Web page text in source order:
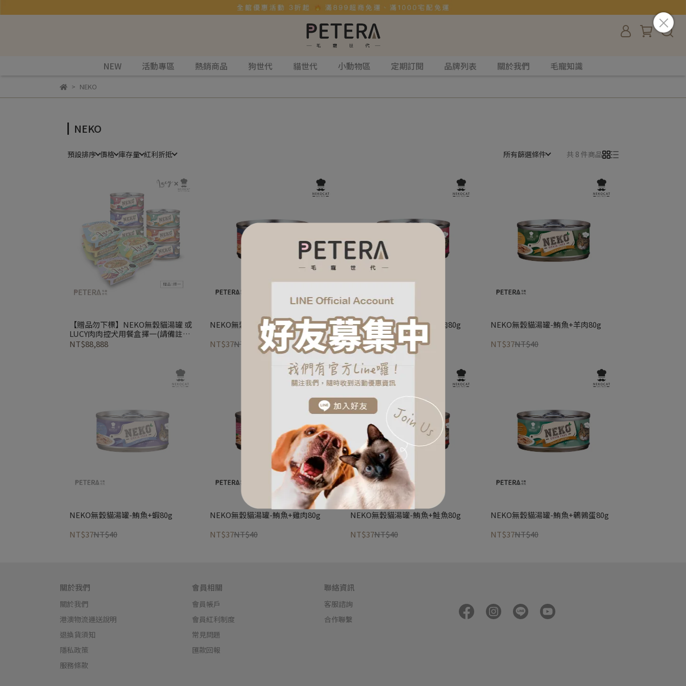
NEW 活動專區 熱銷商品 狗世代 貓世代 小動物區 定期訂閱 品牌列表 關於我們 毛寵知識
NEKO
NEKO
預設排序 價格 庫存量 紅利折抵 所有篩選條件 共 8 件商品
【贈品勿下標】NEKO無穀貓湯罐 或
LUCY肉肉控犬用餐盒擇一(請備註貓
湯罐或犬餐盒、口味隨機出貨)一入
NT$88,888
NEKO無穀貓湯罐-鮪魚+吻仔魚80g
NT$37NT$40
NEKO無穀貓湯罐-鮪魚+牛肉80g
NT$37NT$40
NEKO無穀貓湯罐-鮪魚+羊肉80g
NT$37NT$40
NEKO無穀貓湯罐-鮪魚+蝦80g
NT$37NT$40
NEKO無穀貓湯罐-鮪魚+雞肉80g
NT$37NT$40
NEKO無穀貓湯罐-鮪魚+鮭魚80g
NT$37NT$40
NEKO無穀貓湯罐-鮪魚+鵪鶉蛋80g
NT$37NT$40
關於我們
關於我們
港澳物流運送說明
退換貨須知
隱私政策
服務條款
會員相關
會員帳戶
會員紅利制度
常見問題
匯款回報
聯絡資訊
客服諮詢
合作聯繫